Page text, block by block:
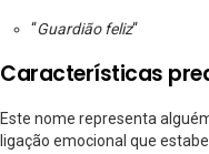
“Guardião feliz“
Características
Este nome representa
ligação emocional que